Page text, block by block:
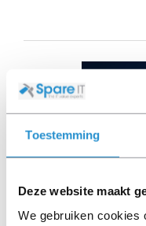
Toestemming
Deze website maakt
We gebruiken cookies